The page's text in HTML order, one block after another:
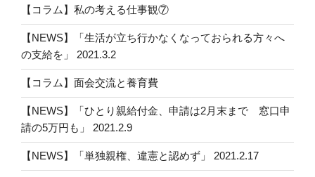
【コラム】私の考える仕事観⑦
【NEWS】「生活が立ち行かなくなっておられる方々へ
の支給を」 2021.3.2
【コラム】面会交流と養育費
【NEWS】「ひとり親給付金、申請は2月末まで 窓口申
請の5万円も」 2021.2.9
【NEWS】「単独親権、違憲と認めず」 2021.2.17